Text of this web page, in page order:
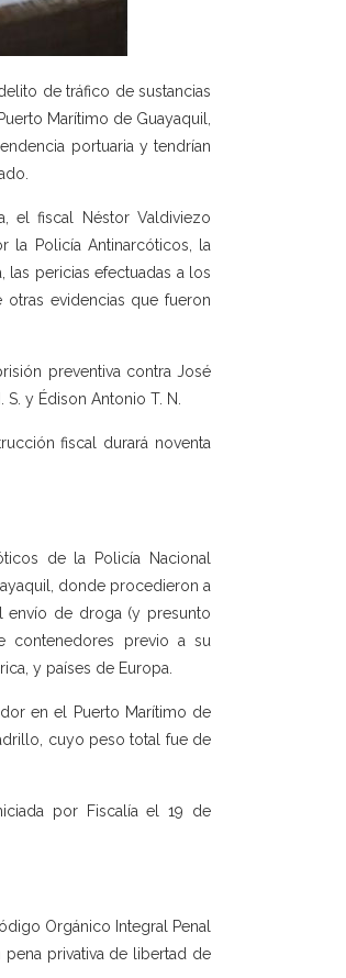
de tráfico de sustancias
Marítimo de Guayaquil,
portuaria y tendrían
el fiscal Néstor Valdiviezo
la Policía Antinarcóticos, la
pericias efectuadas a los
otras evidencias que fueron
preventiva contra José
y Édison Antonio T. N.
fiscal durará noventa
de la Policía Nacional
donde procedieron a
envío de droga (y presunto
contenedores previo a su
y países de Europa.
en el Puerto Marítimo de
cuyo peso total fue de
por Fiscalía el 19 de
Orgánico Integral Penal
pena privativa de libertad de